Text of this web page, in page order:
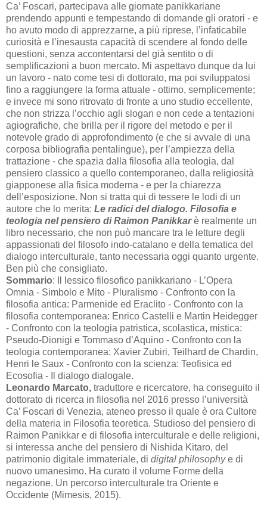
Ca’ Foscari, partecipava alle giornate panikkariane
prendendo appunti e tempestando di domande gli oratori - e
ho avuto modo di apprezzarne, a più riprese, l’infaticabile
curiosità e l’inesausta capacità di scendere al fondo delle
questioni, senza accontentarsi del già sentito o di
semplificazioni a buon mercato. Mi aspettavo dunque da lui
un lavoro - nato come tesi di dottorato, ma poi sviluppatosi
fino a raggiungere la forma attuale - ottimo, semplicemente;
e invece mi sono ritrovato di fronte a uno studio eccellente,
che non strizza l’occhio agli slogan e non cede a tentazioni
agiografiche, che brilla per il rigore del metodo e per il
notevole grado di approfondimento (e che si avvale di una
corposa bibliografia pentalingue), per l’ampiezza della
trattazione - che spazia dalla filosofia alla teologia, dal
pensiero classico a quello contemporaneo, dalla religiosità
giapponese alla fisica moderna - e per la chiarezza
dell’esposizione. Non si tratta qui di tessere le lodi di un
autore che lo merita: Le radici del dialogo. Filosofia e
teologia nel pensiero di Raimon Panikkarè realmente un
libro necessario, che non può mancare tra le letture degli
appassionati del filosofo indo-catalano e della tematica del
dialogo interculturale, tanto necessaria oggi quanto urgente.
Ben più che consigliato.
Sommario: Il lessico filosofico panikkariano - L’Opera
Omnia - Simbolo e Mito - Pluralismo - Confronto con la
filosofia antica: Parmenide ed Eraclito - Confronto con la
filosofia contemporanea: Enrico Castelli e Martin Heidegger
- Confronto con la teologia patristica, scolastica, mistica:
Pseudo-Dionigi e Tommaso d’Aquino - Confronto con la
teologia contemporanea: Xavier Zubiri, Teilhard de Chardin,
Henri le Saux - Confronto con la scienza: Teofisica ed
Ecosofia - Il dialogo dialogale.
Leonardo Marcato, traduttore e ricercatore, ha conseguito il
dottorato di ricerca in filosofia nel 2016 presso l’università
Ca’ Foscari di Venezia, ateneo presso il quale è ora Cultore
della materia in Filosofia teoretica. Studioso del pensiero di
Raimon Panikkar e di filosofia interculturale e delle religioni,
si interessa anche del pensiero di Nishida Kitaro, del
patrimonio digitale immateriale, di digital philosophye di
nuovo umanesimo. Ha curato il volume Forme della
negazione. Un percorso interculturale tra Oriente e
Occidente (Mimesis, 2015).